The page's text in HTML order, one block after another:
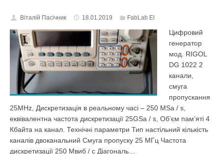
b
o
o
k
Віталій Пасічник 18.01.2019 FabLab El
Цифровий
генератор
мод. RIGOL
DG 1022 2
канали,
смуга
пропускання
25MHz, Дискретизація в реальному часі – 250 MSa / s,
еквівалентна частота дискретизації 25GSa / s, Об’єм пам’яті 4
Кбайта на канал. Технічні параметри Тип настільний кількість
каналів двоканальний Смуга пропуску 25 МГц Частота
дискретизації 250 Мвиб / с Діагональ…